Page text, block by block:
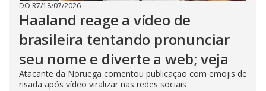
DO R7/18/07/2026
Haaland reage a vídeo de
brasileira tentando pronunciar
seu nome e diverte a web; veja
Atacante da Noruega comentou publicação com emojis de
risada após vídeo viralizar nas redes sociais